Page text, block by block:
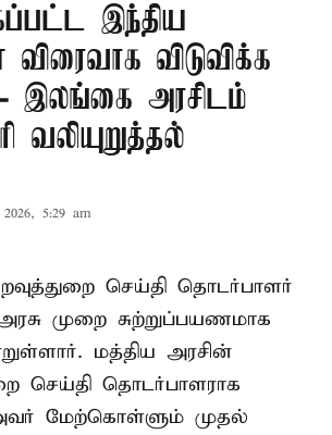
இந்திய
விடுவிக்க
இலங்கை அரசிடம்
வலியுறுத்தல்
5:29 am
செய்தி தொடர்பாளர்
முறை சுற்றுப்பயணமாக
மத்திய அரசின்
செய்தி தொடர்பாளராக
மேற்கொள்ளும் முதல்